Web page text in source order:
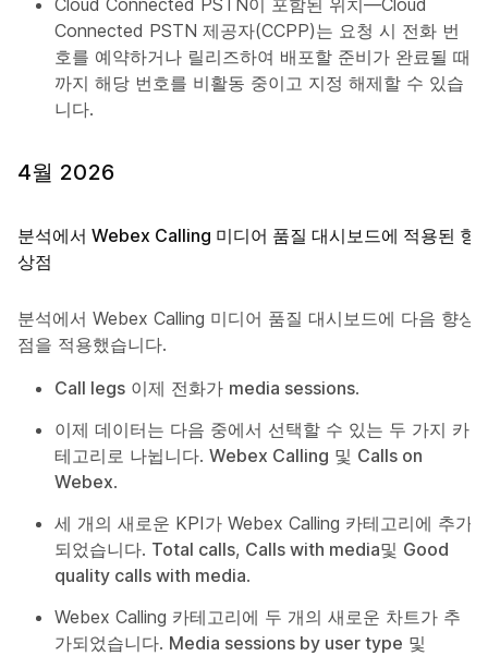
Cloud Connected PSTN이 포함된 위치—Cloud
Connected PSTN 제공자(CCPP)는 요청 시 전화 번
호를 예약하거나 릴리즈하여 배포할 준비가 완료될 때
까지 해당 번호를 비활동 중이고 지정 해제할 수 있습
니다.
4월 2026
분석에서 Webex Calling 미디어 품질 대시보드에 적용된 향
상점
분석에서 Webex Calling 미디어 품질 대시보드에 다음 향상
점을 적용했습니다.
Call legs 이제 전화가 media sessions.
이제 데이터는 다음 중에서 선택할 수 있는 두 가지 카
테고리로 나뉩니다. Webex Calling 및 Calls on
Webex.
세 개의 새로운 KPI가 Webex Calling 카테고리에 추가
되었습니다. Total calls, Calls with media및 Good
quality calls with media.
Webex Calling 카테고리에 두 개의 새로운 차트가 추
가되었습니다. Media sessions by user type 및